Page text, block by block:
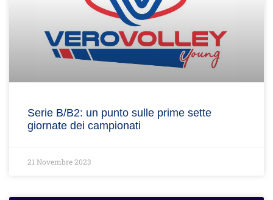
Serie B/B2: un punto sulle prime sette
giornate dei campionati
21 Novembre 2023